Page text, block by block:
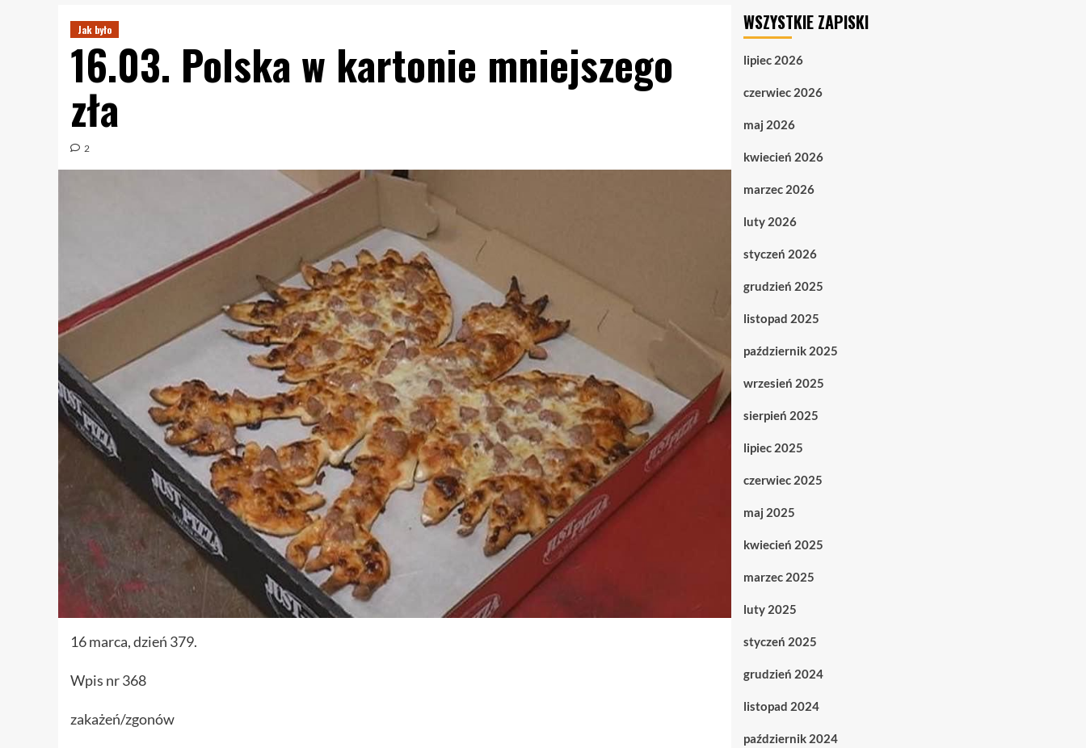
Jak było
16.03. Polska w kartonie mniejszego
zła
2
16 marca, dzień 379.
Wpis nr 368
zakażeń/zgonów
WSZYSTKIE ZAPISKI
lipiec 2026
czerwiec 2026
maj 2026
kwiecień 2026
marzec 2026
luty 2026
styczeń 2026
grudzień 2025
listopad 2025
październik 2025
wrzesień 2025
sierpień 2025
lipiec 2025
czerwiec 2025
maj 2025
kwiecień 2025
marzec 2025
luty 2025
styczeń 2025
grudzień 2024
listopad 2024
październik 2024